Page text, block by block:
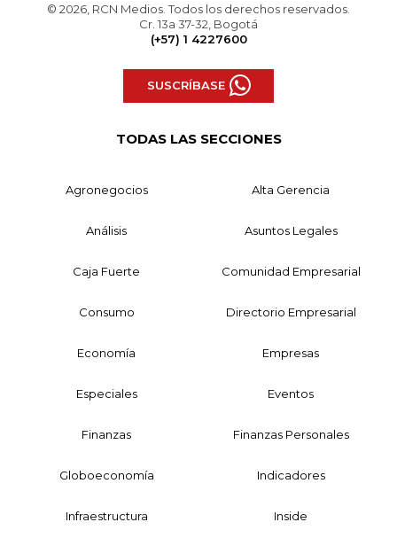
© 2026, RCN Medios. Todos los derechos reservados.
Cr. 13a 37-32, Bogotá
(+57) 1 4227600
SUSCRÍBASE
TODAS LAS SECCIONES
Agronegocios Alta Gerencia
Análisis Asuntos Legales
Caja Fuerte Comunidad Empresarial
Consumo Directorio Empresarial
Economía Empresas
Especiales Eventos
Finanzas Finanzas Personales
Globoeconomía Indicadores
Infraestructura Inside